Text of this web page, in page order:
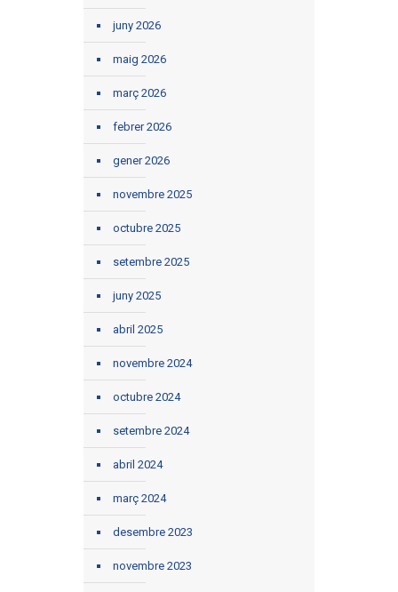
juny 2026
maig 2026
març 2026
febrer 2026
gener 2026
novembre 2025
octubre 2025
setembre 2025
juny 2025
abril 2025
novembre 2024
octubre 2024
setembre 2024
abril 2024
març 2024
desembre 2023
novembre 2023